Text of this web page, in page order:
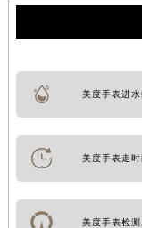
美度手表进
美度手表走
美度手表检